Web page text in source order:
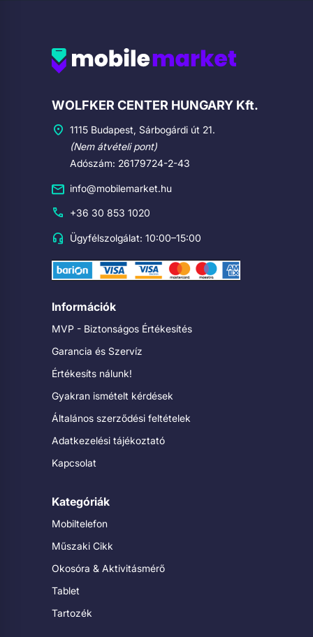
Cégadatok
WOLFKER CENTER HUNGARY Kft.
1115 Budapest, Sárbogárdi út 21.
(Nem átvételi pont)
Adószám: 26179724-2-43
info@mobilemarket.hu
+36 30 853 1020
Ügyfélszolgálat: 10:00–15:00
Információk
MVP - Biztonságos Értékesítés
Garancia és Szervíz
Értékesíts nálunk!
Gyakran ismételt kérdések
Általános szerződési feltételek
Adatkezelési tájékoztató
Kapcsolat
Kategóriák
Mobiltelefon
Műszaki Cikk
Okosóra & Aktivitásmérő
Tablet
Tartozék